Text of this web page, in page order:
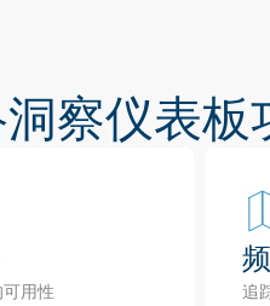
察仪表板
用性
追